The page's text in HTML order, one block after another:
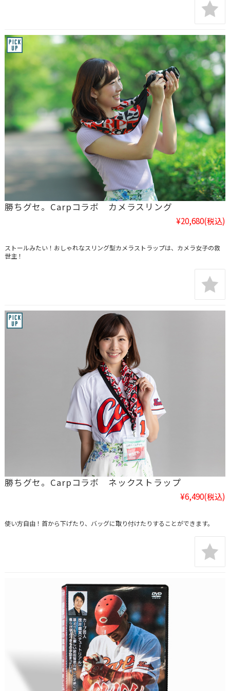
勝ちグセ。Carpコラボ カメラスリング
¥20,680(税込)
ストールみたい！おしゃれなスリング型カメラストラップは、カメラ女子の救
世主！
勝ちグセ。Carpコラボ ネックストラップ
¥6,490(税込)
使い方自由！首から下げたり、バッグに取り付けたりすることができます。